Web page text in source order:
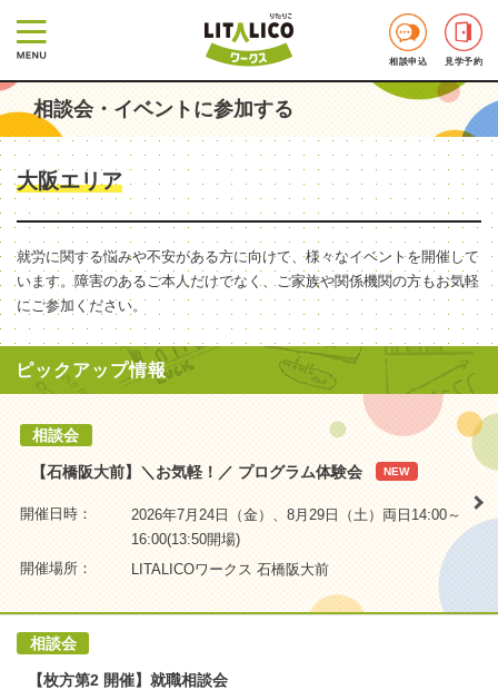
相談申込 見学予約
相談会・イベントに参加する
大阪エリア
就労に関する悩みや不安がある方に向けて、様々なイベントを開催して
います。障害のあるご本人だけでなく、ご家族や関係機関の方もお気軽
にご参加ください。
ピックアップ情報
相談会
【石橋阪大前】＼お気軽！／ プログラム体験会 NEW
開催日時：
2026年7月24日（金）、8月29日（土）両日14:00～
16:00(13:50開場)
開催場所：
LITALICOワークス 石橋阪大前
相談会
【枚方第2 開催】就職相談会